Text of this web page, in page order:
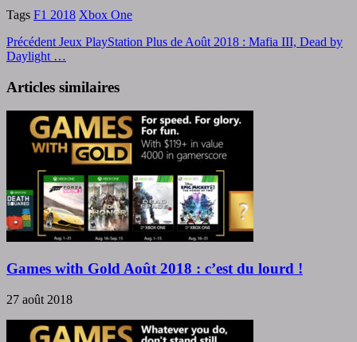
Tags F1 2018 Xbox One
Précédent Jeux PlayStation Plus de Août 2018 : Mafia III, Dead by
Daylight …
Articles similaires
Games with Gold Août 2018 : c’est du lourd !
27 août 2018